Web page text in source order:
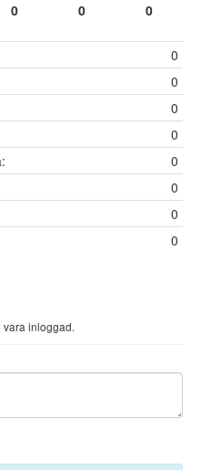
0 0 0
0
0
0
0
0
0
0
0
vara inloggad.